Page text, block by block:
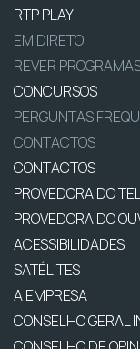
RTP PLAY
EM DIRETO
REVER
CONCURSOS
PERGUNTAS
CONTACTOS
CONTACTOS
PROVEDORA DO
PROVEDORA DO
ACESSIBILIDADES
SATÉLITES
A EMPRESA
CONSELHO GERAL